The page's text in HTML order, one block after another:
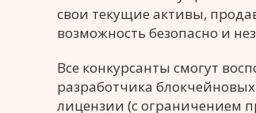
свои текущие активы,
возможность безопасно и
Все конкурсанты смогут
разработчика
лицензии (с ограничением